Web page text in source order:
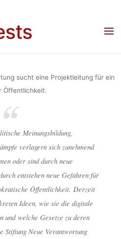
Projektleitung “Stärkung digitaler
sucht eine Projektleitung für ein
Öffentlichkeit.
Meinungsbildung,
verlagern sich zunehmend
oder sind durch neue
entstehen neue Gefahren für
Öffentlichkeit. Derzeit
Ideen, wie sie die digitale
und welche Gesetze zu deren
Stiftung Neue Verantwortung